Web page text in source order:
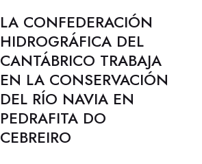
LA CONFEDERACIÓN
HIDROGRÁFICA DEL
CANTÁBRICO TRABAJA
EN LA CONSERVACIÓN
DEL RÍO NAVIA EN
PEDRAFITA DO
CEBREIRO